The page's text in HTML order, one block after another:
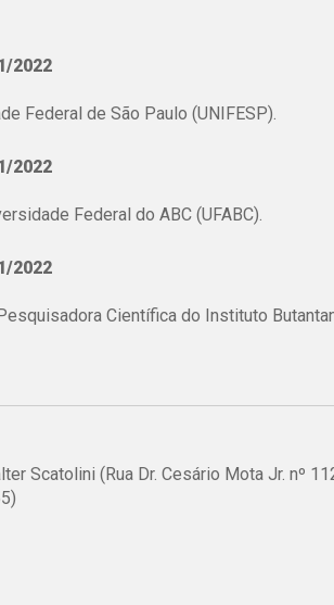
2022
Federal de São Paulo (UNIFESP).
2022
Federal do ABC (UFABC).
2022
Científica do Instituto
Scatolini (Rua Dr. Cesário Mota Jr. nº